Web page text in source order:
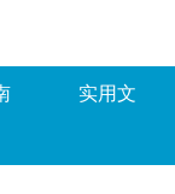
实用文